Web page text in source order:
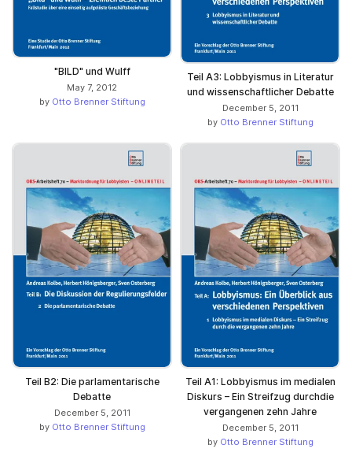
"BILD" und Wulff
May 7, 2012
by Otto Brenner Stiftung
Teil A3: Lobbyismus in Literatur
und wissenschaftlicher Debatte
December 5, 2011
by Otto Brenner Stiftung
Teil B2: Die parlamentarische
Debatte
December 5, 2011
by Otto Brenner Stiftung
Teil A1: Lobbyismus im medialen
Diskurs – Ein Streifzug durchdie
vergangenen zehn Jahre
December 5, 2011
by Otto Brenner Stiftung